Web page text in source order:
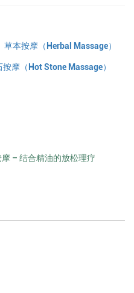
草本按摩（Herbal Massage）
按摩（Hot Stone Massage）
– 结合精油的放松理疗